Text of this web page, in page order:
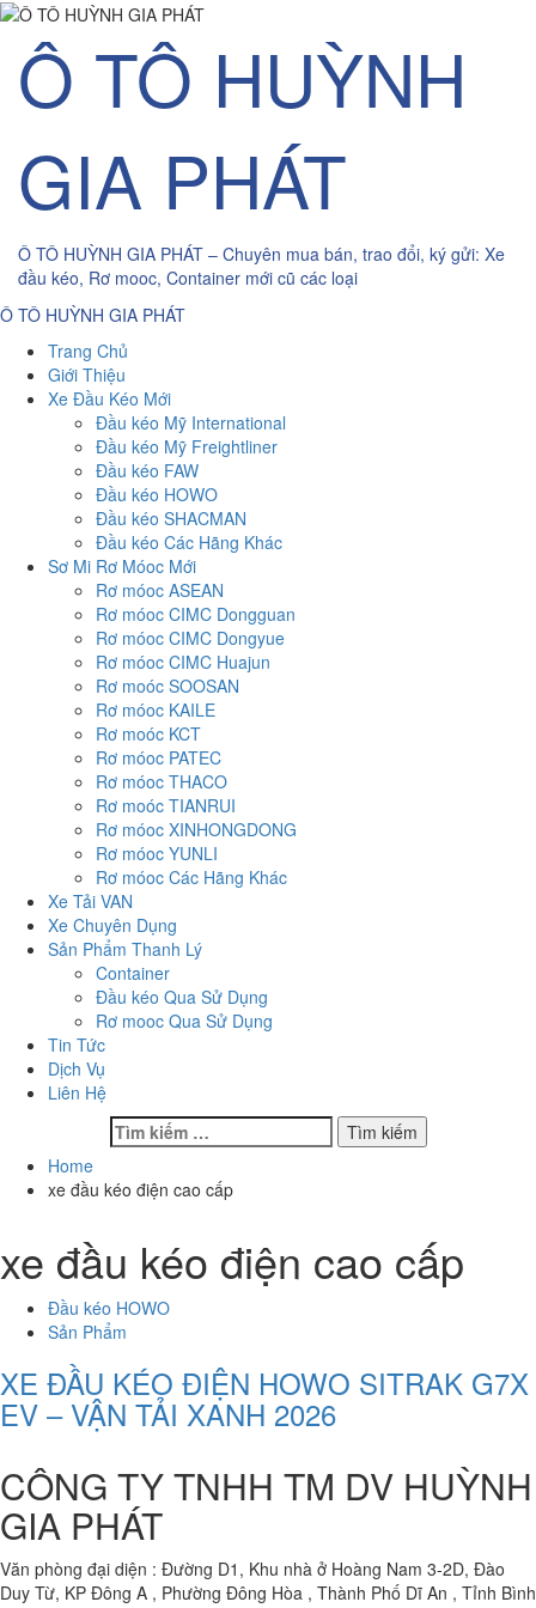
contentÔ TÔ HUỲNH
GIA PHÁT
Ô TÔ HUỲNH GIA PHÁT – Chuyên mua bán, trao đổi, ký gửi: Xe
đầu kéo, Rơ mooc, Container mới cũ các loại
Primary
Ô TÔ HUỲNH GIA PHÁT
Trang Chủ
Giới Thiệu
Xe Đầu Kéo Mới
Đầu kéo Mỹ International
Đầu kéo Mỹ Freightliner
Đầu kéo FAW
Đầu kéo HOWO
Đầu kéo SHACMAN
Đầu kéo Các Hãng Khác
Sơ Mi Rơ Móoc Mới
Rơ móoc ASEAN
Rơ móoc CIMC Dongguan
Rơ móoc CIMC Dongyue
Rơ móoc CIMC Huajun
Rơ moóc SOOSAN
Rơ móoc KAILE
Rơ moóc KCT
Rơ móoc PATEC
Rơ móoc THACO
Rơ moóc TIANRUI
Rơ móoc XINHONGDONG
Rơ móoc YUNLI
Rơ móoc Các Hãng Khác
Xe Tải VAN
Xe Chuyên Dụng
Sản Phẩm Thanh Lý
Container
Đầu kéo Qua Sử Dụng
Rơ mooc Qua Sử Dụng
Tin Tức
Dịch Vụ
Liên Hệ
Tìm
kiếm
Home
xe đầu kéo điện cao cấp
xe đầu kéo điện cao cấp
Đầu kéo HOWO
Sản Phẩm
XE ĐẦU KÉO ĐIỆN HOWO SITRAK G7X
EV – VẬN TẢI XANH 2026
CÔNG TY TNHH TM DV HUỲNH
GIA PHÁT
Văn phòng đại diện : Đường D1, Khu nhà ở Hoàng Nam 3-2D, Đào
Duy Từ, KP Đông A , Phường Đông Hòa , Thành Phố Dĩ An , Tỉnh Bình